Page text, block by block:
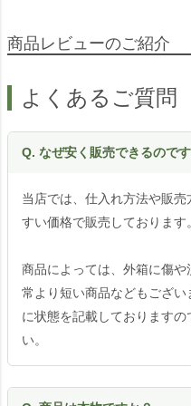
商品レビューのご紹介
よくあるご質問
Q. なぜ安く販売できるので
当店では、仕入れ方法や販
すい価格で販売しております。
商品によっては、外箱に傷
常より短い商品などもござ
に状態を記載しております
い。